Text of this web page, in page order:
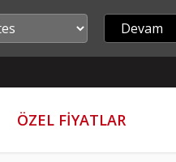
Devam
ÖZEL FİYATLAR